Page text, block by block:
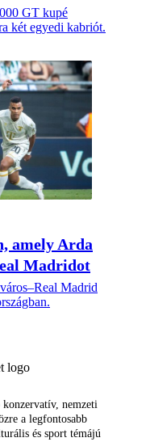
GT kupé
két egyedi kabriót.
amely Arda
Madridot
Madrid
nemzeti
a legfontosabb
és sport témájú